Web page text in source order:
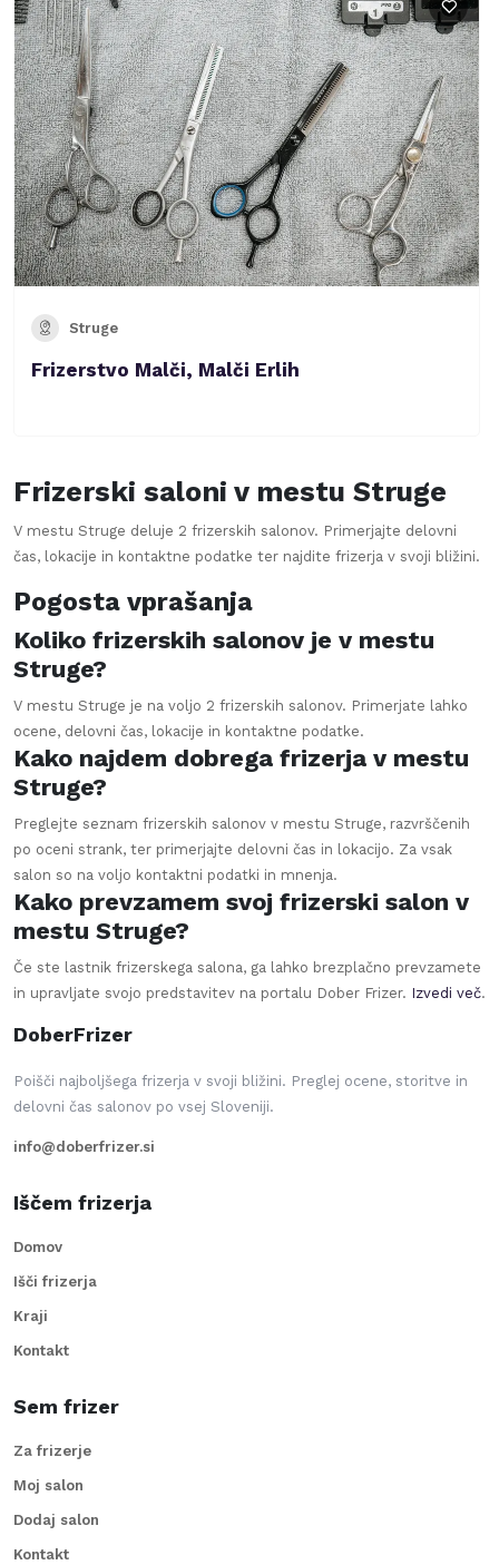
Struge
Frizerstvo Malči, Malči Erlih
Frizerski saloni v mestu Struge
V mestu Struge deluje 2 frizerskih salonov. Primerjajte delovni
čas, lokacije in kontaktne podatke ter najdite frizerja v svoji bližini.
Pogosta vprašanja
Koliko frizerskih salonov je v mestu
Struge?
V mestu Struge je na voljo 2 frizerskih salonov. Primerjate lahko
ocene, delovni čas, lokacije in kontaktne podatke.
Kako najdem dobrega frizerja v mestu
Struge?
Preglejte seznam frizerskih salonov v mestu Struge, razvrščenih
po oceni strank, ter primerjajte delovni čas in lokacijo. Za vsak
salon so na voljo kontaktni podatki in mnenja.
Kako prevzamem svoj frizerski salon v
mestu Struge?
Če ste lastnik frizerskega salona, ga lahko brezplačno prevzamete
in upravljate svojo predstavitev na portalu Dober Frizer. Izvedi več.
DoberFrizer
Poišči najboljšega frizerja v svoji bližini. Preglej ocene, storitve in
delovni čas salonov po vsej Sloveniji.
info@doberfrizer.si
Iščem frizerja
Domov
Išči frizerja
Kraji
Kontakt
Sem frizer
Za frizerje
Moj salon
Dodaj salon
Kontakt